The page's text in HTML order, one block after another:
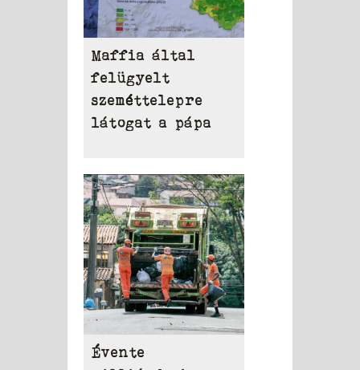
Maffia által
felügyelt
szeméttelepre
látogat a pápa
Évente